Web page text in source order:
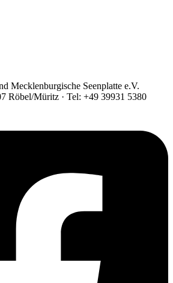
Mecklenburgische Seenplatte e.V.
Röbel/Müritz · Tel: +49 39931 5380